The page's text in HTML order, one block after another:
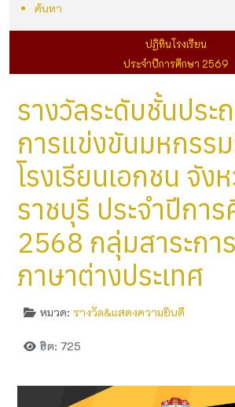
ค้นหา
ปฏิทินโรงเรียน
ประจำปีการศึกษา 2569
รางวัลระดับชั้นประ
การแข่งขันมหกรร
โรงเรียนเอกชน จัง
ราชบุรี ประจำปีกา
2568 กลุ่มสาระกา
ภาษาต่างประเทศ
หมวด: รางวัล&แสดงความยินดี
ฮิต: 725